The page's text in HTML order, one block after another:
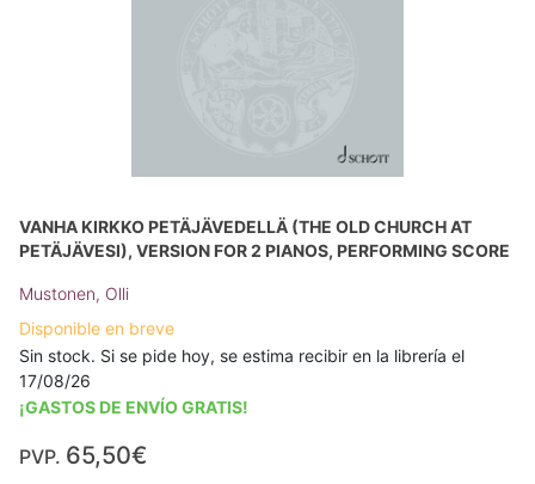
VANHA KIRKKO PETÄJÄVEDELLÄ (THE OLD CHURCH AT
PETÄJÄVESI), VERSION FOR 2 PIANOS, PERFORMING SCORE
Mustonen, Olli
Disponible en breve
Sin stock. Si se pide hoy, se estima recibir en la librería el
17/08/26
¡GASTOS DE ENVÍO GRATIS!
PVP. 65,50€